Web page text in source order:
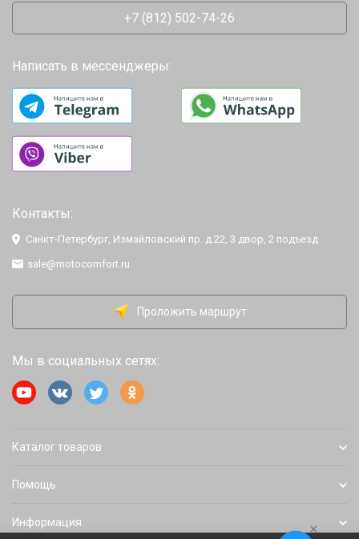
+7 (812) 502-74-26
Написать в мессенджеры:
Контакты:
Санкт-Петербург, Измайловский пр. д.22, 3 двор, 2 подъезд
sale@motocomfort.ru
Проложить маршрут
Мы в социальных сетях:
Каталог товаров
Помощь
Информация ×